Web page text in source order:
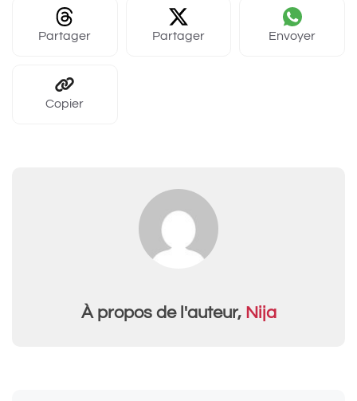
Partager Partager Envoyer
Copier
À propos de l'auteur, Nija